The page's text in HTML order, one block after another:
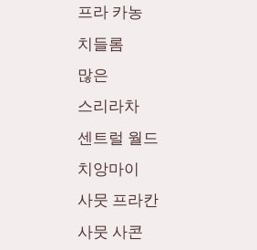
프라 카농
치들롬
많은
스리라차
센트럴 월드
치앙마이
사뭇 프라칸
사뭇 사콘